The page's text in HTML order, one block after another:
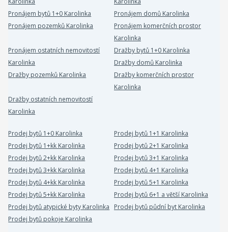
Pronájem bytů 1+0 Karolinka
Pronájem domů Karolinka
Pronájem pozemků Karolinka
Pronájem komerčních prostor
Karolinka
Pronájem ostatních nemovitostí
Karolinka
Dražby bytů 1+0 Karolinka
Dražby domů Karolinka
Dražby pozemků Karolinka
Dražby komerčních prostor
Karolinka
Dražby ostatních nemovitostí
Karolinka
Prodej bytů 1+0 Karolinka
Prodej bytů 1+1 Karolinka
Prodej bytů 1+kk Karolinka
Prodej bytů 2+1 Karolinka
Prodej bytů 2+kk Karolinka
Prodej bytů 3+1 Karolinka
Prodej bytů 3+kk Karolinka
Prodej bytů 4+1 Karolinka
Prodej bytů 4+kk Karolinka
Prodej bytů 5+1 Karolinka
Prodej bytů 5+kk Karolinka
Prodej bytů 6+1 a větší Karolinka
Prodej bytů atypické byty Karolinka
Prodej bytů půdní byt Karolinka
Prodej bytů pokoje Karolinka